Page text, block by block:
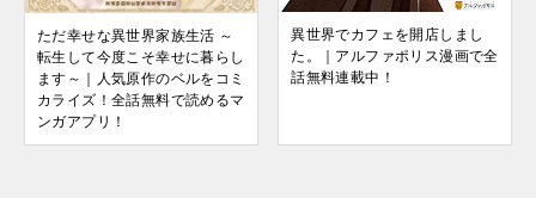
ただ幸せな異世界家族生活 ～
転生して今度こそ幸せに暮らし
ます～｜人気原作のベルをコミ
カライズ！全話無料で読めるマ
ンガアプリ！
異世界でカフェを開店しまし
た。｜アルファポリス漫画で全
話無料連載中！